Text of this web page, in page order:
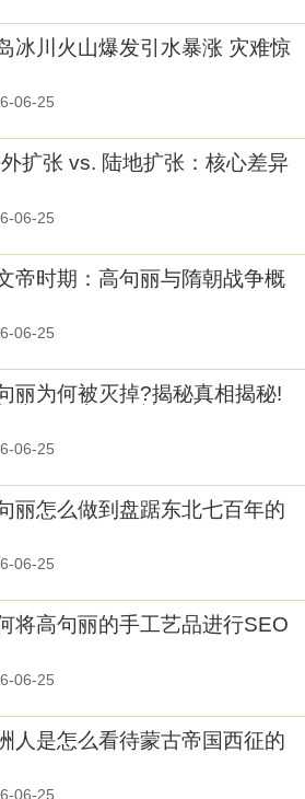
冰川火山爆发引水暴涨 灾难惊
06-25
外扩张 vs. 陆地扩张：核心差异
06-25
帝时期：高句丽与隋朝战争概
06-25
丽为何被灭掉?揭秘真相揭秘!
06-25
丽怎么做到盘踞东北七百年的
06-25
将高句丽的手工艺品进行SEO
06-25
人是怎么看待蒙古帝国西征的
06-25